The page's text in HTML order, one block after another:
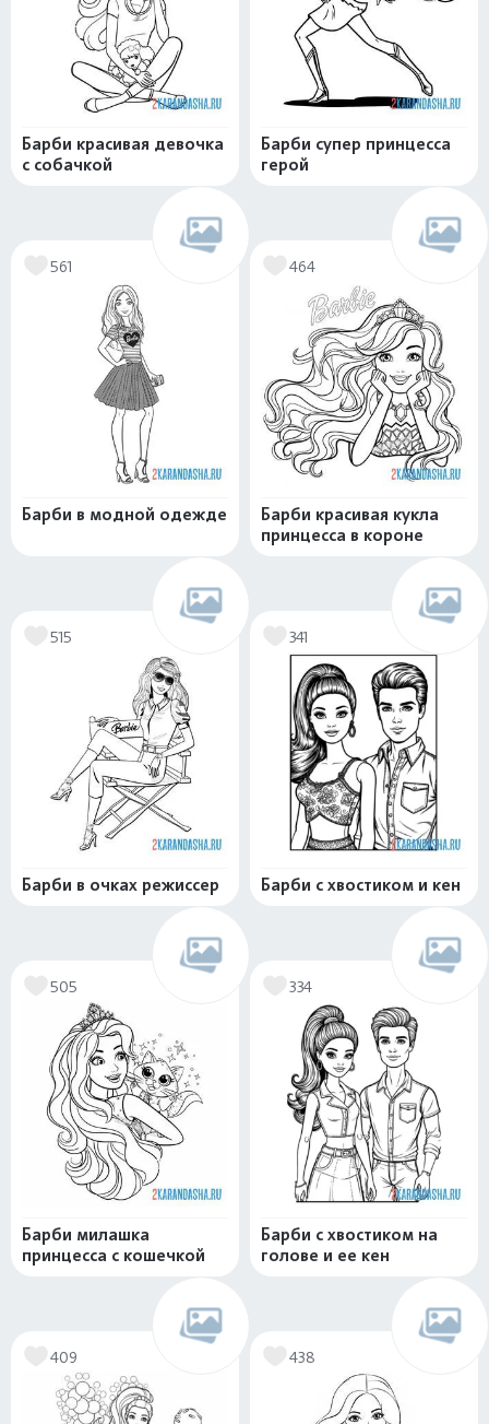
Барби красивая девочка
с собачкой
Барби супер принцесса
герой
561
Барби в модной одежде
464
Барби красивая кукла
принцесса в короне
515
Барби в очках режиссер
341
Барби с хвостиком и кен
505
Барби милашка
принцесса с кошечкой
334
Барби с хвостиком на
голове и ее кен
409 438